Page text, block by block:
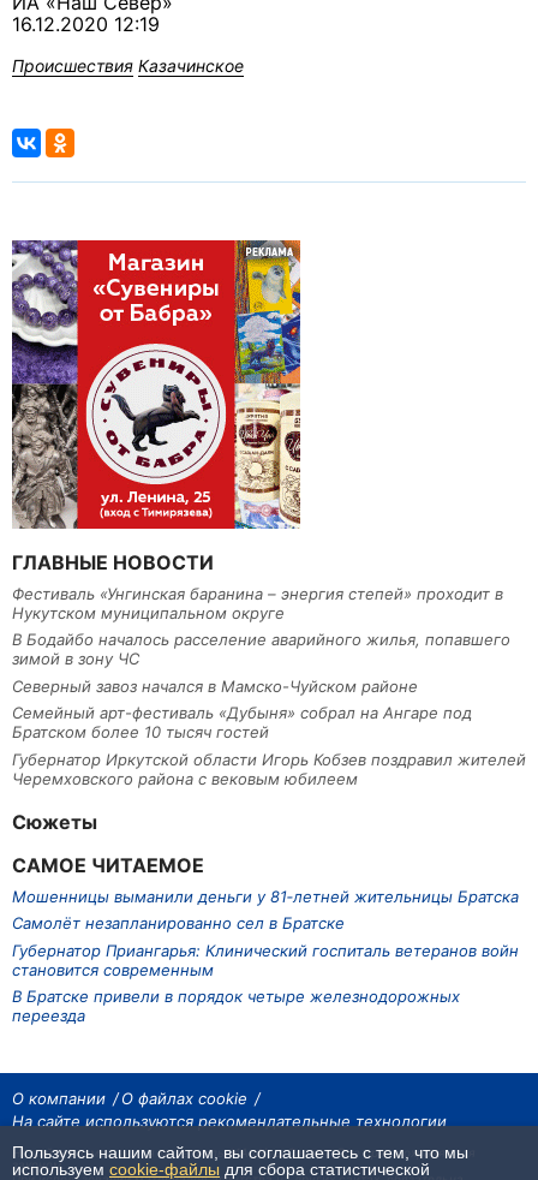
16.12.2020 12:19
Происшествия Казачинское
ГЛАВНЫЕ НОВОСТИ
Фестиваль «Унгинская баранина – энергия степей» проходит в
Нукутском муниципальном округе
В Бодайбо началось расселение аварийного жилья, попавшего
зимой в зону ЧС
Северный завоз начался в Мамско-Чуйском районе
Семейный арт-фестиваль «Дубыня» собрал на Ангаре под
Братском более 10 тысяч гостей
Губернатор Иркутской области Игорь Кобзев поздравил жителей
Черемховского района с вековым юбилеем
Сюжеты
САМОЕ ЧИТАЕМОЕ
Мошенницы выманили деньги у 81‑летней жительницы Братска
Самолёт незапланированно сел в Братске
Губернатор Приангарья: Клинический госпиталь ветеранов войн
становится современным
В Братске привели в порядок четыре железнодорожных
переезда
О компании
О файлах cookie
На сайте используются рекомендательные технологии
На сайте размещаются материалы ИА «Наш Север». Все права охраняются
законом.
Пользуясь нашим сайтом, вы соглашаетесь с тем, что мы
используем cookie-файлы для сбора статистической